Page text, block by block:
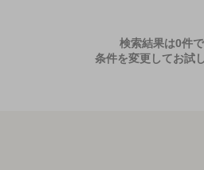
検索結果は0件で
条件を変更してお試